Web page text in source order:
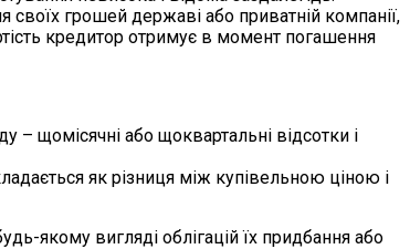
своїх грошей державі або приватній компанії,
кредитор отримує в момент погашення
– щомісячні або щоквартальні відсотки і
як різниця між купівельною ціною і
якому вигляді облігацій їх придбання або